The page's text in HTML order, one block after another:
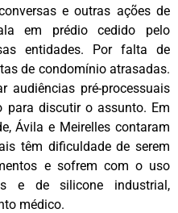
e outras ações de
em prédio cedido pelo
entidades. Por falta de
de condomínio atrasadas.
audiências pré-processuais
para discutir o assunto. Em
Ávila e Meirelles contaram
têm dificuldade de serem
e sofrem com o uso
e de silicone industrial,
médico.